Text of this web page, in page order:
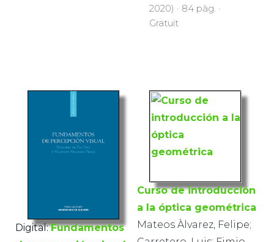
2020) · 84 pàg. ·
Gratuït
Digital: Fundamentos
Curso de introducción
a la óptica geométrica
Mateos Àlvarez, Felipe;